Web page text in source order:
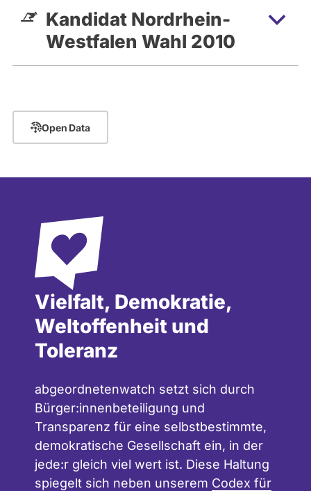
Kandidat Nordrhein-
Westfalen Wahl 2010
Open Data
Vielfalt, Demokratie,
Weltoffenheit und
Toleranz
abgeordnetenwatch setzt sich durch
Bürger:innenbeteiligung und
Transparenz für eine selbstbestimmte,
demokratische Gesellschaft ein, in der
jede:r gleich viel wert ist. Diese Haltung
spiegelt sich neben unserem Codex für